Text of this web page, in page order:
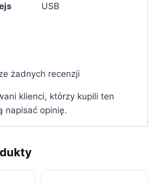
USB
żadnych recenzji
klienci, którzy kupili ten
napisać opinię.